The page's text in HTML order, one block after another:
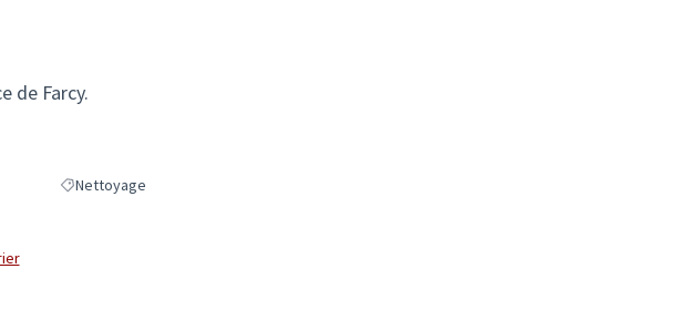
de Farcy.
Filtrer les résultats de la catégorie : Nettoyage
Nettoyage